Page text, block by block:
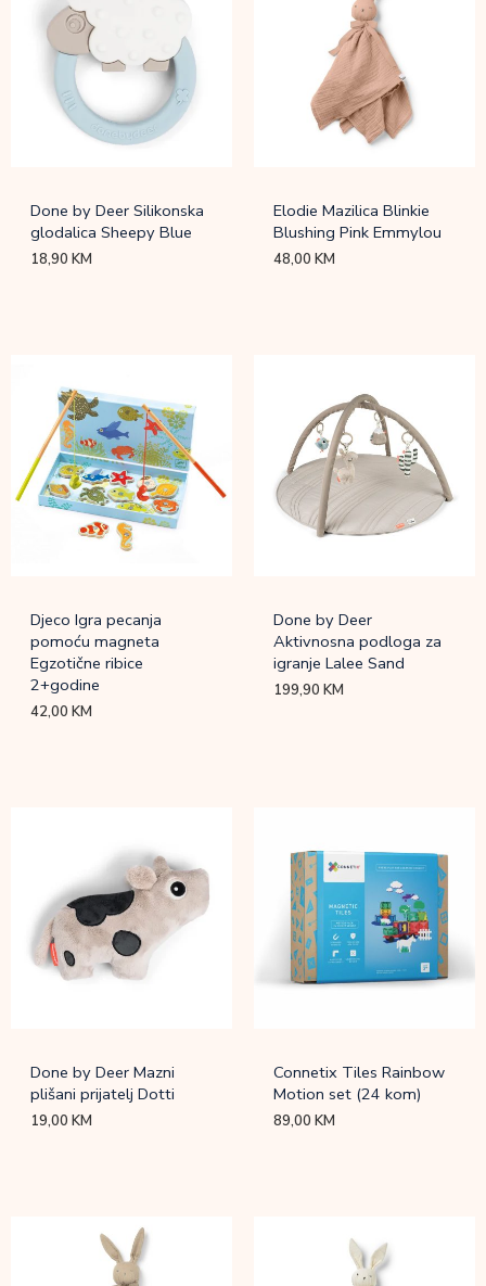
Done by Deer Silikonska
glodalica Sheepy Blue
18,90KM
Elodie Mazilica Blinkie
Blushing Pink Emmylou
48,00KM
Djeco Igra pecanja
pomoću magneta
Egzotične ribice
2+godine
42,00KM
Done by Deer
Aktivnosna podloga za
igranje Lalee Sand
199,90KM
Done by Deer Mazni
plišani prijatelj Dotti
19,00KM
Connetix Tiles Rainbow
Motion set (24 kom)
89,00KM